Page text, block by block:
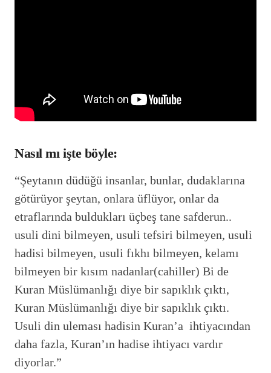
Nasıl mı işte böyle:
“Şeytanın düdüğü insanlar, bunlar, dudaklarına
götürüyor şeytan, onlara üflüyor, onlar da
etraflarında buldukları üçbeş tane safderun..
usuli dini bilmeyen, usuli tefsiri bilmeyen, usuli
hadisi bilmeyen, usuli fıkhı bilmeyen, kelamı
bilmeyen bir kısım nadanlar(cahiller) Bi de
Kuran Müslümanlığı diye bir sapıklık çıktı,
Kuran Müslümanlığı diye bir sapıklık çıktı.
Usuli din uleması hadisin Kuran’a ihtiyacından
daha fazla, Kuran’ın hadise ihtiyacı vardır
diyorlar.”